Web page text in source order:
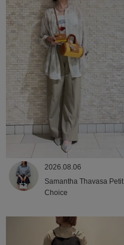
2026.08.06
Samantha Thavasa Petit
Choice